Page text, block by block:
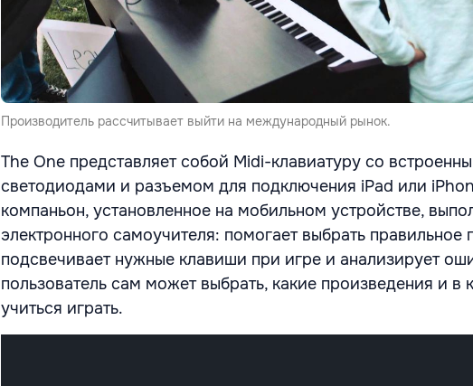
Производитель рассчитывает выйти на международный рынок.
The One представляет собой Midi-клавиатуру со
светодиодами и разъемом для подключения iPad или
компаньон, установленное на мобильном устройстве,
электронного самоучителя: помогает выбрать правильное
подсвечивает нужные клавиши при игре и анализирует
пользователь сам может выбрать, какие произведения и в
учиться играть.